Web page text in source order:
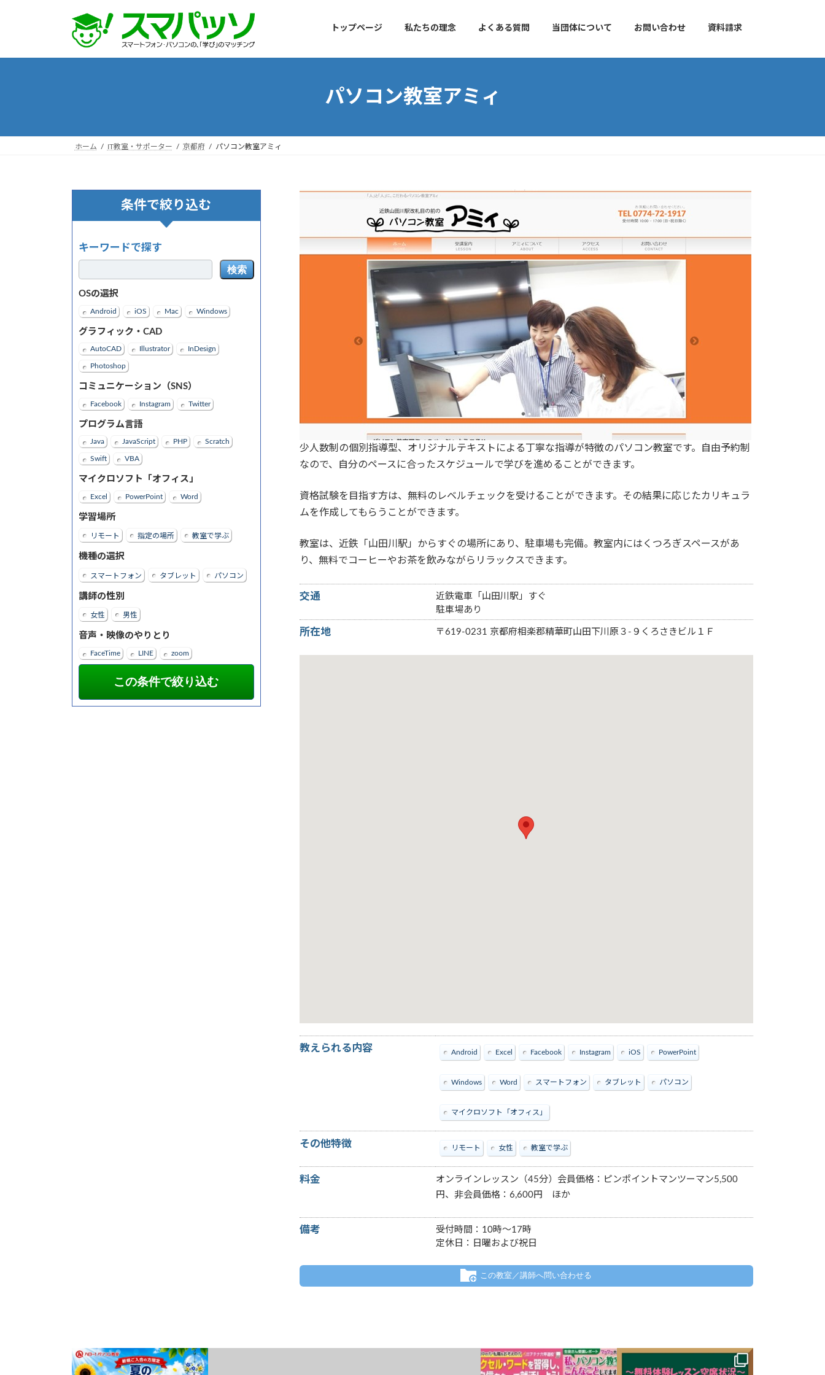
トップページ 私たちの理念 よくある質問 当団体について お問い合わせ 資料請求
パソコン教室アミィ
ホーム IT教室・サポーター 京都府 パソコン教室アミィ
少人数制の個別指導型、オリジナルテキストによる丁寧な指導が特徴のパソコン教室です。自由予約制
なので、自分のペースに合ったスケジュールで学びを進めることができます。
資格試験を目指す方は、無料のレベルチェックを受けることができます。その結果に応じたカリキュラ
ムを作成してもらうことができます。
教室は、近鉄「山田川駅」からすぐの場所にあり、駐車場も完備。教室内にはくつろぎスペースがあ
り、無料でコーヒーやお茶を飲みながらリラックスできます。
交通
近鉄電車「山田川駅」すぐ
駐車場あり
所在地 〒619-0231 京都府相楽郡精華町山田下川原３-９くろさきビル１Ｆ
教えられる内容 Android Excel Facebook Instagram iOS PowerPoint
Windows Word スマートフォン タブレット パソコン
マイクロソフト「オフィス」
その他特徴 リモート 女性 教室で学ぶ
料金
オンラインレッスン（45分）会員価格：ピンポイントマンツーマン5,500
円、非会員価格：6,600円 ほか
備考
受付時間：10時～17時
定休日：日曜および祝日
この教室／講師へ問い合わせる
条件で絞り込む
キーワードで探す
検索
OSの選択
Android iOS Mac Windows
グラフィック・CAD
AutoCAD Illustrator InDesign
Photoshop
コミュニケーション（SNS）
Facebook Instagram Twitter
プログラム言語
Java JavaScript PHP Scratch
Swift VBA
マイクロソフト「オフィス」
Excel PowerPoint Word
学習場所
リモート 指定の場所 教室で学ぶ
機種の選択
スマートフォン タブレット パソコン
講師の性別
女性 男性
音声・映像のやりとり
FaceTime LINE zoom
こんにちは!
ハローパソコン教室 幕張校
✽.｡.:*・ﾟ ✽.｡.:*・ﾟ ✽.｡.:*・ﾟ ✽.｡.:*・ﾟ
✽.｡.:*・ﾟ
更津校です。